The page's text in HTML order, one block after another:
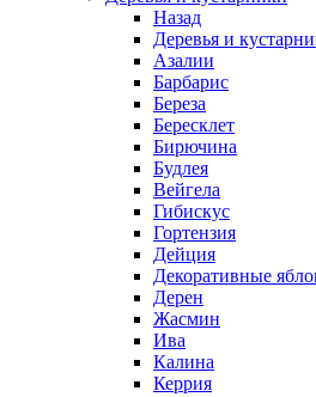
Назад
Деревья и
Азалии
Барбарис
Береза
Бересклет
Бирючина
Будлея
Вейгела
Гибискус
Гортензия
Дейция
Декоративные
Дерен
Жасмин
Ива
Калина
Керрия